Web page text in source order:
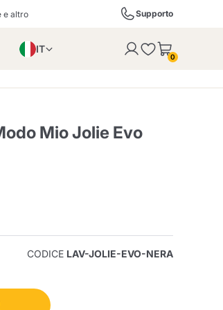
e altro Supporto
IT
0
Mio Jolie Evo
CODICE LAV-JOLIE-EVO-NERA
carrello